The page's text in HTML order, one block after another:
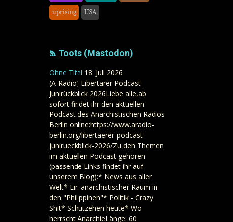
uprising USA
Toots (Mastodon)
Ohne Titel 18. Juli 2026
(A-Radio) Libertärer Podcast
Junirückblick 2026Liebe alle,ab
sofort findet ihr den aktuellen
Podcast des Anarchistischen Radios
Berlin online:https://www.aradio-
berlin.org/libertaerer-podcast-
junirueckblick-2026/Zu den Themen
im aktuellen Podcast gehören
(passende Links findet ihr auf
unserem Blog):* News aus aller
Welt* Ein anarchistischer Raum in
den "Philippinen"* Politik - Crazy
Shit* Schutzehen heute* Wo
herrscht AnarchieLänge: 60